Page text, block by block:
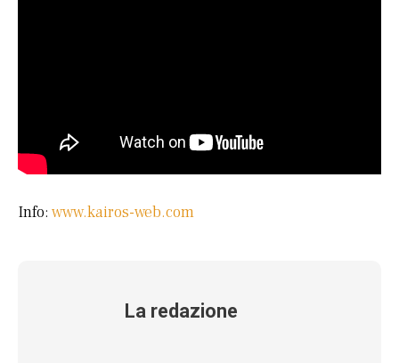
Info: www.kairos-web.com
La redazione